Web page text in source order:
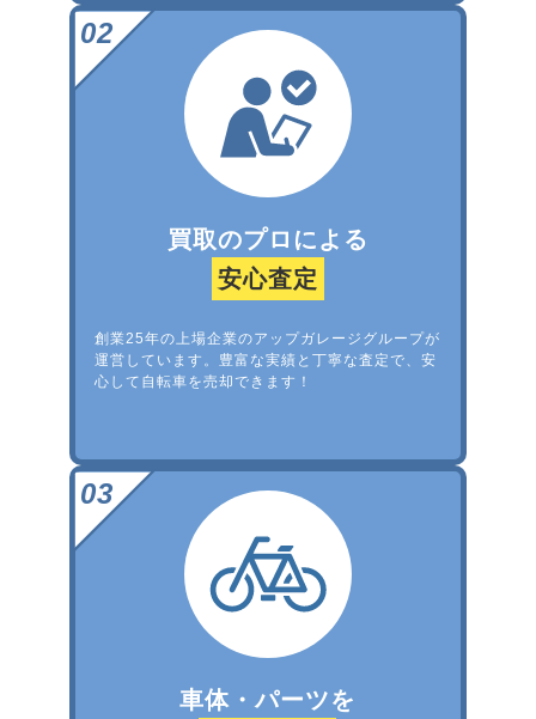
買取のプロによる
安心査定
創業25年の上場企業のアップガレージグループが
運営しています。豊富な実績と丁寧な査定で、安
心して自転車を売却できます！
車体・パーツを